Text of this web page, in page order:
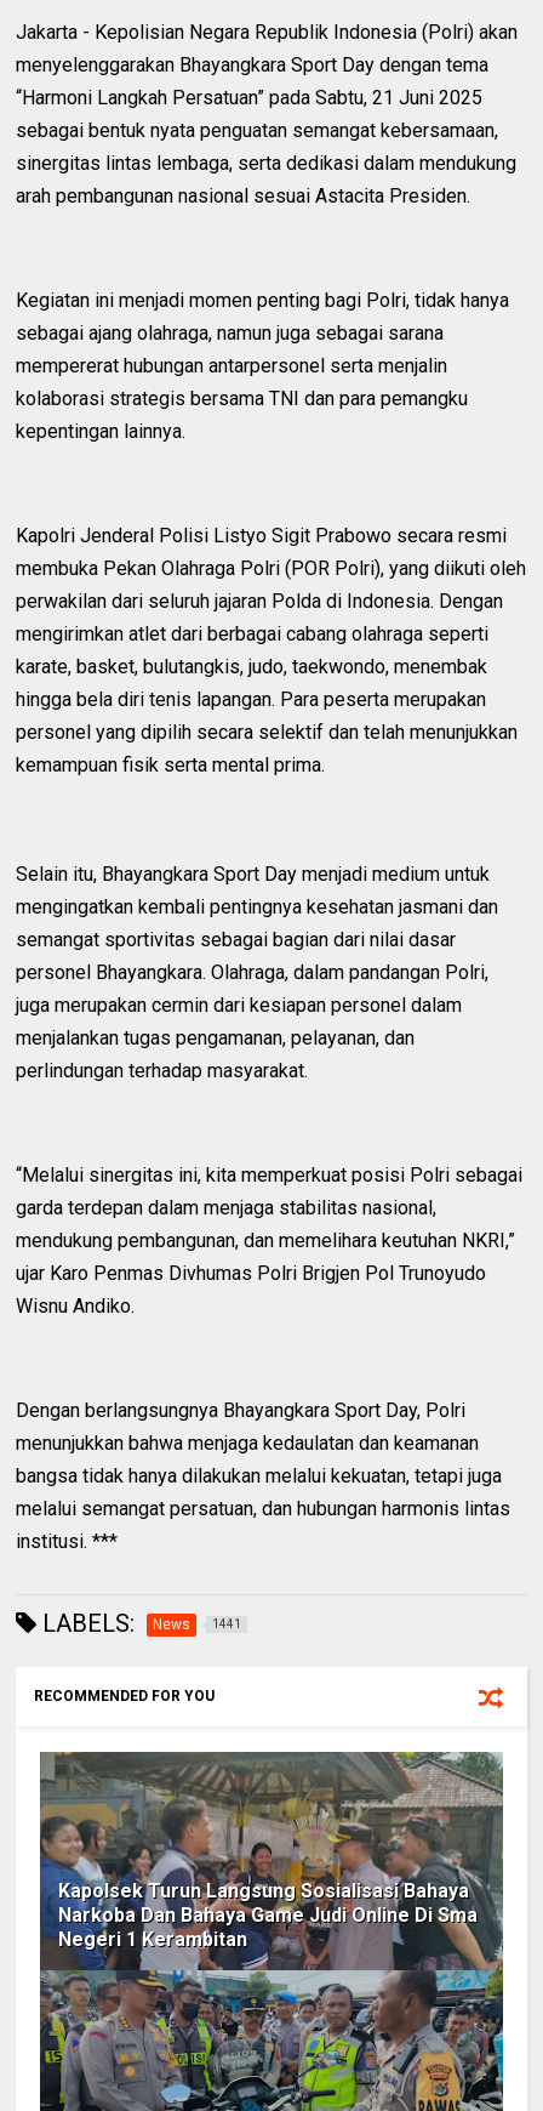
Jakarta - Kepolisian Negara Republik Indonesia (Polri) akan
menyelenggarakan Bhayangkara Sport Day dengan tema
“Harmoni Langkah Persatuan” pada Sabtu, 21 Juni 2025
sebagai bentuk nyata penguatan semangat kebersamaan,
sinergitas lintas lembaga, serta dedikasi dalam mendukung
arah pembangunan nasional sesuai Astacita Presiden.
Kegiatan ini menjadi momen penting bagi Polri, tidak hanya
sebagai ajang olahraga, namun juga sebagai sarana
mempererat hubungan antarpersonel serta menjalin
kolaborasi strategis bersama TNI dan para pemangku
kepentingan lainnya.
Kapolri Jenderal Polisi Listyo Sigit Prabowo secara resmi
membuka Pekan Olahraga Polri (POR Polri), yang diikuti oleh
perwakilan dari seluruh jajaran Polda di Indonesia. Dengan
mengirimkan atlet dari berbagai cabang olahraga seperti
karate, basket, bulutangkis, judo, taekwondo, menembak
hingga bela diri tenis lapangan. Para peserta merupakan
personel yang dipilih secara selektif dan telah menunjukkan
kemampuan fisik serta mental prima.
Selain itu, Bhayangkara Sport Day menjadi medium untuk
mengingatkan kembali pentingnya kesehatan jasmani dan
semangat sportivitas sebagai bagian dari nilai dasar
personel Bhayangkara. Olahraga, dalam pandangan Polri,
juga merupakan cermin dari kesiapan personel dalam
menjalankan tugas pengamanan, pelayanan, dan
perlindungan terhadap masyarakat.
“Melalui sinergitas ini, kita memperkuat posisi Polri sebagai
garda terdepan dalam menjaga stabilitas nasional,
mendukung pembangunan, dan memelihara keutuhan NKRI,”
ujar Karo Penmas Divhumas Polri Brigjen Pol Trunoyudo
Wisnu Andiko.
Dengan berlangsungnya Bhayangkara Sport Day, Polri
menunjukkan bahwa menjaga kedaulatan dan keamanan
bangsa tidak hanya dilakukan melalui kekuatan, tetapi juga
melalui semangat persatuan, dan hubungan harmonis lintas
institusi. ***
LABELS: News 1441
RECOMMENDED FOR YOU
Kapolsek Turun Langsung Sosialisasi Bahaya
Narkoba Dan Bahaya Game Judi Online Di Sma
Negeri 1 Kerambitan